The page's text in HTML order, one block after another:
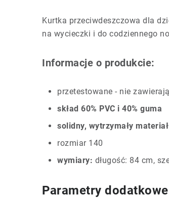
Kurtka przeciwdeszczowa dla
na wycieczki i do codziennego
Informacje o produkcie:
przetestowane - nie
skład 60% PVC i 40% guma
solidny, wytrzymały
rozmiar 140
wymiary: długość: 84 cm,
Parametry dodatkowe